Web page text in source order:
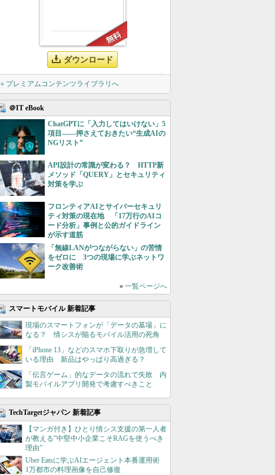
ダウンロード
» プレミアムコンテンツライブラリへ
＠IT eBook
ChatGPTに「入力してはいけない」5
項目――押さえておきたい“生成AIの
NGリスト”
API設計の常識が変わる？ HTTP新
メソッド「QUERY」とセキュリティ
対策を学ぶ
フロンティアAIとサイバーセキュリ
ティ対策の現在地 「17万行のAIコ
ード分析」事例と公的ガイドライン
が示す道筋
「無線LANがつながらない」の苦情
をゼロに 3つの現場に学ぶネットワ
ーク改善術
» 一覧ページへ
スマートモバイル 新着記事
現場のスマートフォンが「データの墓場」に
なる？ 情シスが陥るモバイル活用の死角
「iPhone 13」などのスマホ下取りが急増して
いる理由 新品はやっぱり高過ぎる？
「伝言ゲーム」的なデータの流れで失敗 内
製モバイルアプリ開発で考慮すべきこと
TechTargetジャパン 新着記事
【マンガ付き】ひとり情シス支援の第一人者
が教える”中堅中小企業こそRAGを使うべき
理由”
Uber Eatsに学ぶAIエージェント本番運用術
1万都市の料理画像を自己修復